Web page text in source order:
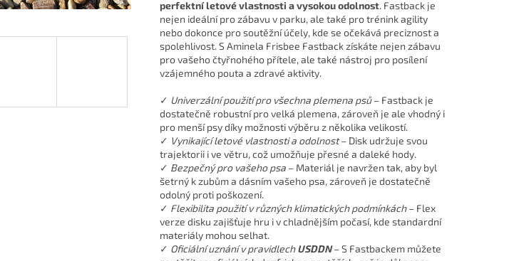
perfektní letové vlastnosti a vysokou odolnost. Fastback je
nejen ideální pro zábavu v parku, ale také pro trénink agility
nebo dokonce pro soutěžní účely, kde se očekává preciznost a
spolehlivost. S Aminela Frisbee Fastback získáte nejen zábavu
pro vašeho čtyřnohého přítele, ale také nástroj pro posílení
vzájemného pouta a zdravé aktivity.
✓ Univerzální použití pro všechna plemena psů– Fastback je
dostatečně robustní pro velká plemena, zároveň je ale vhodný i
pro menší psy díky možnosti výběru z několika velikostí.
✓ Vynikající letové vlastnosti a odolnost– Disk udržuje svou
trajektorii i ve větru, což umožňuje přesné a daleké hody.
✓ Bezpečný pro vašeho psa– Materiál je navržen tak, aby byl
šetrný k zubům a dásním vašeho psa, zároveň je dostatečně
odolný proti poškození.
✓ Flexibilita použití v různých klimatických podmínkách– Flex
verze disku zajišťuje hru i v chladnějším počasí, kde standardní
materiály mohou selhat.
✓ Oficiální uznání v pravidlechUSDDN– S Fastbackem můžete